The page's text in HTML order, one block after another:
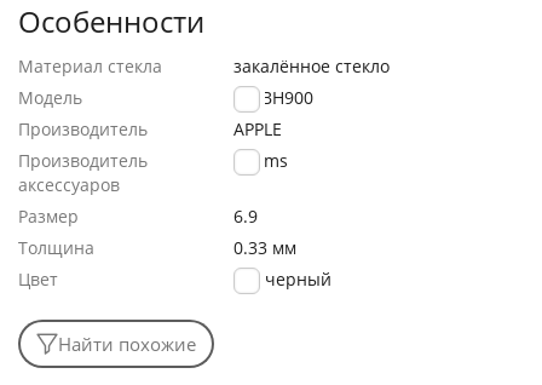
Особенности
Материал стекла
закалённое стекло
Модель
US-BH900
Производитель
APPLE
Производитель
аксессуаров
Usams
Размер
6.9
Толщина
0.33 мм
Цвет
черный
Найти похожие